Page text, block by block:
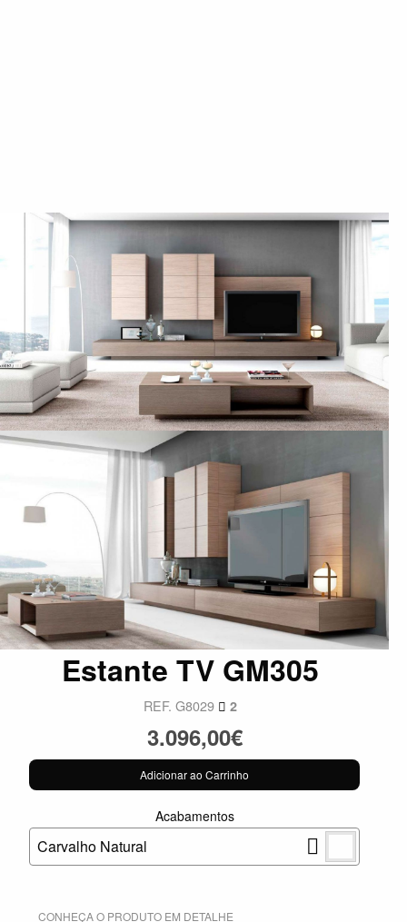
Estante TV GM305
REF. G8029 2
3.096,00€
Adicionar ao Carrinho
Acabamentos
Carvalho Natural
CONHEÇA O PRODUTO EM DETALHE